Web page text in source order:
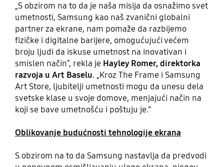
„S obzirom na to da je naša misija da osnažimo svet
umetnosti, Samsung kao naš zvanični globalni
partner za ekrane, nam pomaže da razbijemo
fizičke i digitalne barijere, omogućujući većem
broju ljudi da iskuse umetnost na inovativan i
smislen način“, rekla je Hayley Romer, direktorka
razvoja u Art Baselu. „Kroz The Frame i Samsung
Art Store, ljubitelji umetnosti mogu da unesu dela
svetske klase u svoje domove, menjajući način na
koji se bave umetnošću i poštuju je.”
Oblikovanje budućnosti tehnologije ekrana
S obzirom na to da Samsung nastavlja da predvodi